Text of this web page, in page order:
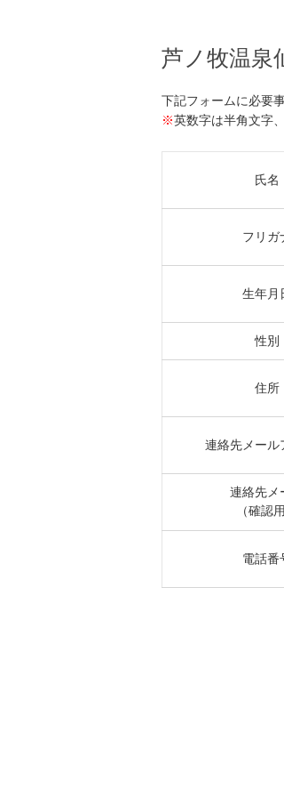
芦ノ牧温
下記フォームに必要
※英数字は半角文字
氏名
フリガ
生年月
性別
住所
連絡先メール
連絡先メ
（確認用
電話番